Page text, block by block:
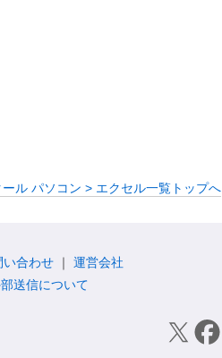
ル パソコン > エクセル一覧トップへ
い合わせ
運営会社
送信について